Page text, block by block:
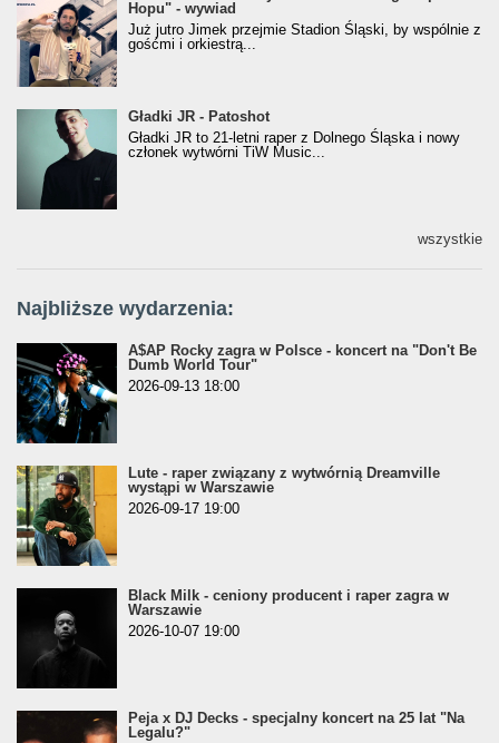
Hopu" - wywiadHopu" - wywiad
Już jutro Jimek przejmie Stadion Śląski, by wspólnie z
gośćmi i orkiestrą...
Gładki JR - Patoshot
Gładki JR - Patoshot
Gładki JR to 21-letni raper z Dolnego Śląska i nowy
członek wytwórni TiW Music...
wszystkie
Najbliższe wydarzenia:
A$AP Rocky zagra w Polsce - koncert na "Don't Be
Dumb World Tour"
2026-09-13 18:00
Lute - raper związany z wytwórnią Dreamville
wystąpi w Warszawie
2026-09-17 19:00
Black Milk - ceniony producent i raper zagra w
Warszawie
2026-10-07 19:00
Peja x DJ Decks - specjalny koncert na 25 lat "Na
Legalu?"